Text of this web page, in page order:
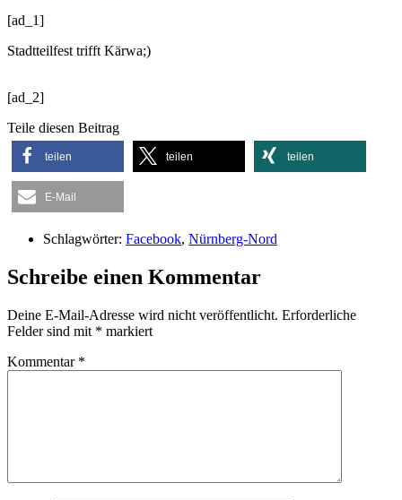
[ad_1]
Stadtteilfest trifft Kärwa;)
[ad_2]
Teile diesen Beitrag
teilen teilen teilen
E-Mail
Schlagwörter: Facebook, Nürnberg-Nord
Schreibe einen Kommentar
Deine E-Mail-Adresse wird nicht veröffentlicht. Erforderliche
Felder sind mit * markiert
Kommentar *